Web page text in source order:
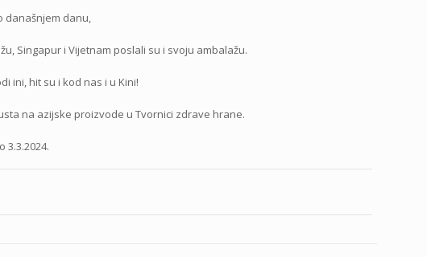
današnjem danu,
Singapur i Vijetnam poslali su i svoju ambalažu.
ini, hit su i kod nas i u Kini!
na azijske proizvode u Tvornici zdrave hrane.
3.3.2024.